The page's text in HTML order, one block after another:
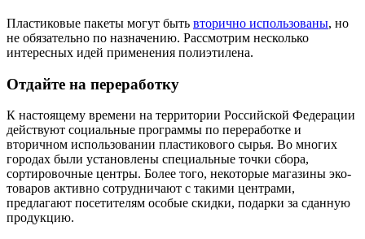
Пластиковые пакеты могут быть вторично использованы, но
не обязательно по назначению. Рассмотрим несколько
интересных идей применения полиэтилена.
Отдайте на переработку
К настоящему времени на территории Российской Федерации
действуют социальные программы по переработке и
вторичном использовании пластикового сырья. Во многих
городах были установлены специальные точки сбора,
сортировочные центры. Более того, некоторые магазины эко-
товаров активно сотрудничают с такими центрами,
предлагают посетителям особые скидки, подарки за сданную
продукцию.